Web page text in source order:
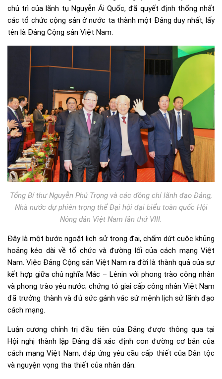
chủ trì của lãnh tụ Nguyễn Ái Quốc, đã quyết định thống nhất
các tổ chức cộng sản ở nước ta thành một Đảng duy nhất, lấy
tên là Đảng Cộng sản Việt Nam.
Tổng Bí thư Nguyễn Phú Trọng và các đồng chí lãnh đạo Đảng,
Nhà nước dự phiên trọng thể Đại hội đại biểu toàn quốc Hội
Nông dân Việt Nam lần thứ VIII.
Đây là một bước ngoặt lịch sử trọng đại, chấm dứt cuộc khủng
hoảng kéo dài về tổ chức và đường lối của cách mạng Việt
Nam. Việc Đảng Cộng sản Việt Nam ra đời là thành quả của sự
kết hợp giữa chủ nghĩa Mác – Lênin với phong trào công nhân
và phong trào yêu nước; chứng tỏ giai cấp công nhân Việt Nam
đã trưởng thành và đủ sức gánh vác sứ mệnh lịch sử lãnh đạo
cách mạng.
Luận cương chính trị đầu tiên của Đảng được thông qua tại
Hội nghị thành lập Đảng đã xác định con đường cơ bản của
cách mạng Việt Nam, đáp ứng yêu cầu cấp thiết của Dân tộc
và nguyện vọng tha thiết của nhân dân.